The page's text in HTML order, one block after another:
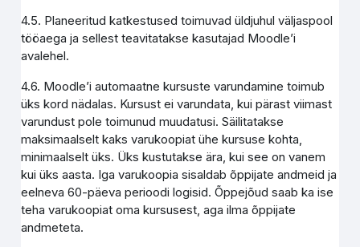
4.5. Planeeritud katkestused toimuvad üldjuhul väljaspool
tööaega ja sellest teavitatakse kasutajad Moodle’i
avalehel.
4.6. Moodle’i automaatne kursuste varundamine toimub
üks kord nädalas. Kursust ei varundata, kui pärast viimast
varundust pole toimunud muudatusi. Säilitatakse
maksimaalselt kaks varukoopiat ühe kursuse kohta,
minimaalselt üks. Üks kustutakse ära, kui see on vanem
kui üks aasta. Iga varukoopia sisaldab õppijate andmeid ja
eelneva 60-päeva perioodi logisid. Õppejõud saab ka ise
teha varukoopiat oma kursusest, aga ilma õppijate
andmeteta.